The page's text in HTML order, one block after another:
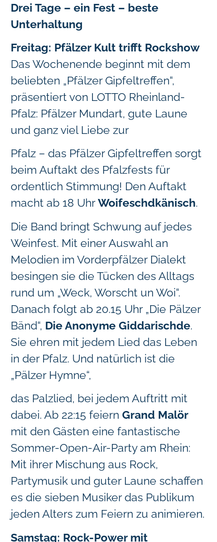
Drei Tage – ein Fest – beste
Unterhaltung
Freitag: Pfälzer Kult trifft Rockshow
Das Wochenende beginnt mit dem
beliebten „Pfälzer Gipfeltreffen“,
präsentiert von LOTTO Rheinland-
Pfalz: Pfälzer Mundart, gute Laune
und ganz viel Liebe zur
Pfalz – das Pfälzer Gipfeltreffen sorgt
beim Auftakt des Pfalzfests für
ordentlich Stimmung! Den Auftakt
macht ab 18 UhrWoifeschdkänisch.
Die Band bringt Schwung auf jedes
Weinfest. Mit einer Auswahl an
Melodien im Vorderpfälzer Dialekt
besingen sie die Tücken des Alltags
rund um „Weck, Worscht un Woi“.
Danach folgt ab 20.15 Uhr „Die Pälzer
Bänd“, Die Anonyme Giddarischde.
Sie ehren mit jedem Lied das Leben
in der Pfalz. Und natürlich ist die
„Pälzer Hymne“,
das Palzlied, bei jedem Auftritt mit
dabei. Ab 22:15 feiern Grand Malör
mit den Gästen eine fantastische
Sommer-Open-Air-Party am Rhein:
Mit ihrer Mischung aus Rock,
Partymusik und guter Laune schaffen
es die sieben Musiker das Publikum
jeden Alters zum Feiern zu animieren.
Samstag: Rock-Power mit